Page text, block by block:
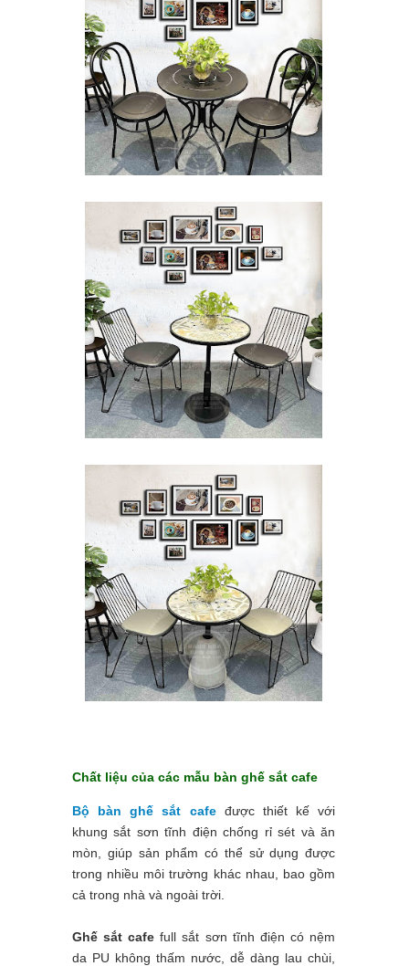
Chất liệu của các mẫu bàn ghế sắt cafe
Bộ bàn ghế sắt cafeđược thiết kế với
khung sắt sơn tĩnh điện chống rỉ sét và ăn
mòn, giúp sản phẩm có thể sử dụng được
trong nhiều môi trường khác nhau, bao gồm
cả trong nhà và ngoài trời.
Ghế sắt cafe full sắt sơn tĩnh điện có nệm
da PU không thấm nước, dễ dàng lau chùi,